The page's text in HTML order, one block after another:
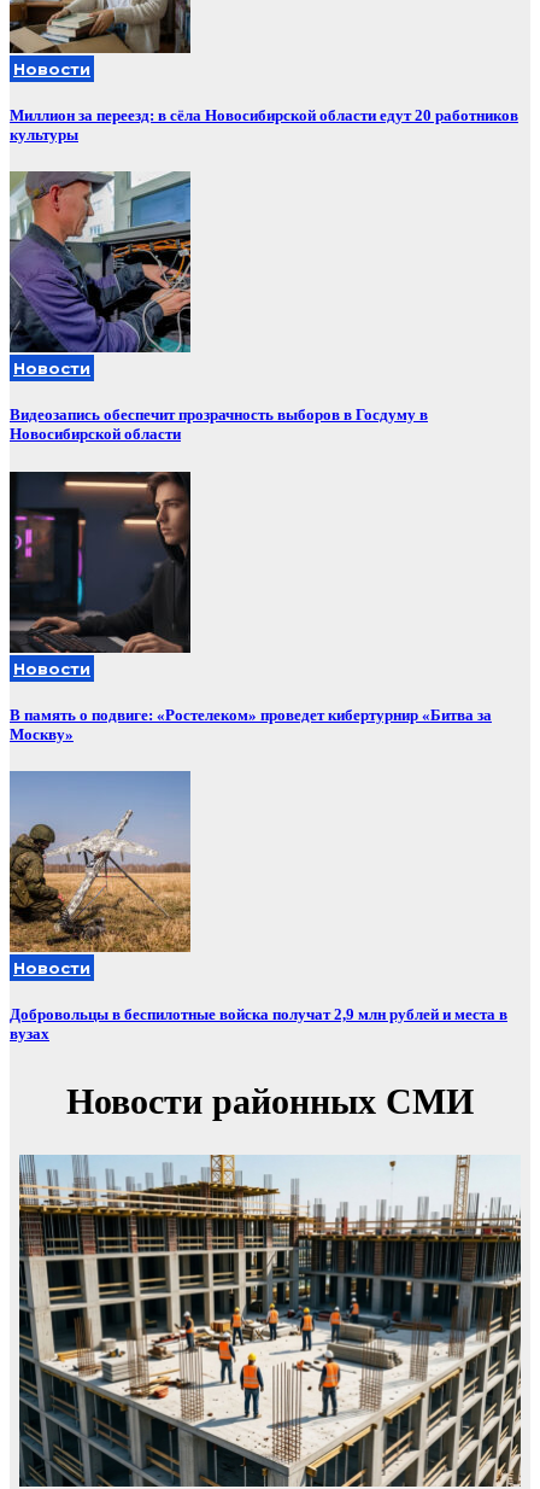
Новости
Миллион за переезд: в сёла Новосибирской области едут 20 работников
культуры
Новости
Видеозапись обеспечит прозрачность выборов в Госдуму в
Новосибирской области
Новости
В память о подвиге: «Ростелеком» проведет кибертурнир «Битва за
Москву»
Новости
Добровольцы в беспилотные войска получат 2,9 млн рублей и места в
вузах